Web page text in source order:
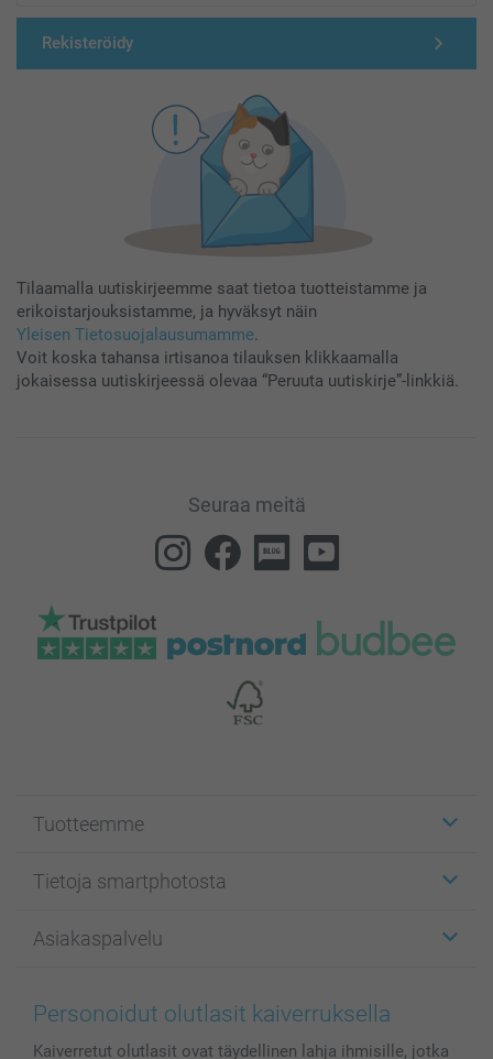
Rekisteröidy
Tilaamalla uutiskirjeemme saat tietoa tuotteistamme ja
erikoistarjouksistamme, ja hyväksyt näin
Yleisen Tietosuojalausumamme.
Voit koska tahansa irtisanoa tilauksen klikkaamalla
jokaisessa uutiskirjeessä olevaa “Peruuta uutiskirje”-linkkiä.
Seuraa meitä
Tuotteemme
Kuvakortit
Kuvakirjat
Valokuvat, Julisteet & Taskukirjat
Tietoja smartphotosta
Affiliate ohjelma
Evästekäytäntö
Asiakaspalvelu
100% tyytyväisyystakuu
Personoidut olutlasit kaiverruksella
Kaiverretut olutlasit ovat täydellinen lahja ihmisille, jotka